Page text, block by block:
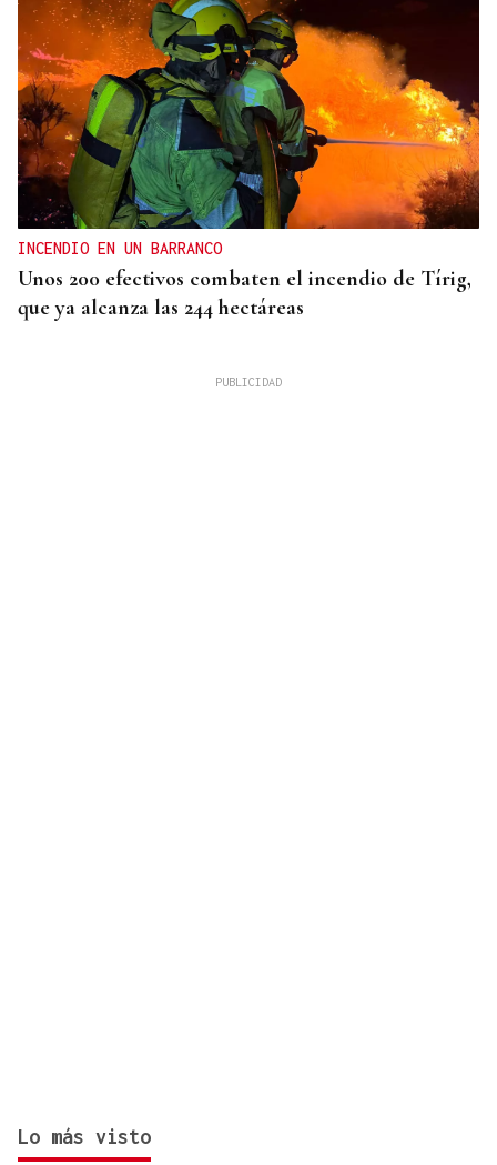
INCENDIO EN UN BARRANCO
Unos 200 efectivos combaten el incendio de Tírig,
que ya alcanza las 244 hectáreas
Lo más visto